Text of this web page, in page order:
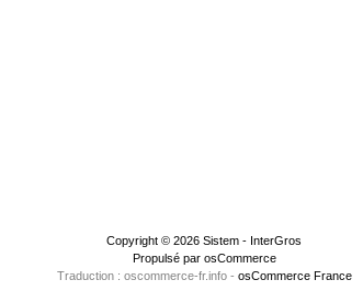
Copyright © 2026 Sistem - InterGros
Propulsé par osCommerce
Traduction : oscommerce-fr.info - osCommerce France